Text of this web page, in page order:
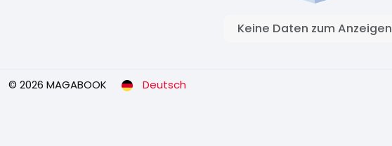
Keine Daten zum Anzeigen
© 2026 MAGABOOK Deutsch